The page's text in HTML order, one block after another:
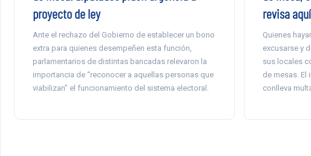
proyecto de ley
Ante el rechazo del Gobierno de establecer un bono
extra para quienes desempeñen esta función,
parlamentarios de distintas bancadas relevaron la
importancia de “reconocer a aquellas personas que
viabilizan” el funcionamiento del sistema electoral.
revisa
Quienes
excusarse y
sus locales
de mesas.
conlleva